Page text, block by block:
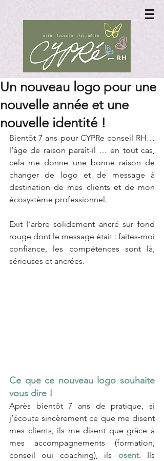
Un nouveau logo pour une
nouvelle année et une
nouvelle identité !
Bientôt 7 ans pour CYPRe conseil RH…
l’âge de raison paraît-il … en tout cas,
cela me donne une bonne raison de
changer de logo et de message à
destination de mes clients et de mon
écosystème professionnel.
Exit l’arbre solidement ancré sur fond
rouge dont le message était : faites-moi
confiance, les compétences sont là,
sérieuses et ancrées.
Ce que ce nouveau logo souhaite
vous dire !
Après bientôt 7 ans de pratique, si
j’écoute sincèrement ce que me disent
mes clients, ils me disent que grâce à
mes accompagnements (formation,
conseil oui coaching), ils osent. Ils